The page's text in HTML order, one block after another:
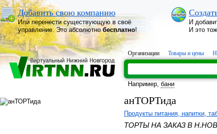
Добавить свою компанию
Или перенести существующую в своё
управление. Это абсолютнобесплатно!
И
И это
Организации Товары и цены
Например, бани
анТОРТида
Продукты питания, напитки,
ТОРТЫ НА ЗАКАЗ В